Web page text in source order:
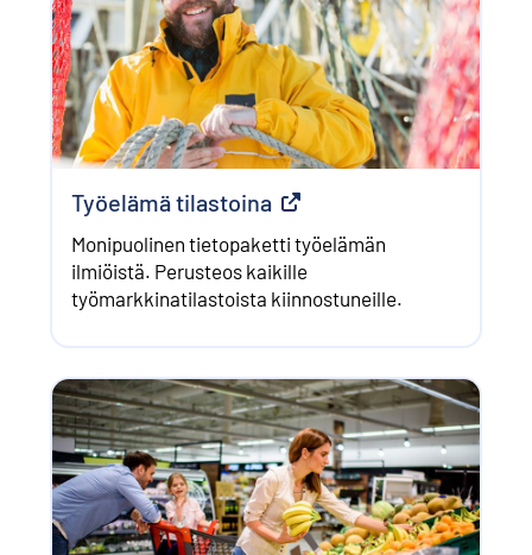
Työelämä tilastoina Ulkoinen linkki
Monipuolinen tietopaketti työelämän
ilmiöistä. Perusteos kaikille
työmarkkinatilastoista kiinnostuneille.